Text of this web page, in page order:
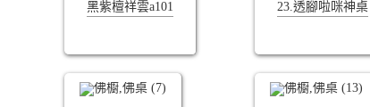
黑紫檀祥雲a101 23.透腳啦咪神桌